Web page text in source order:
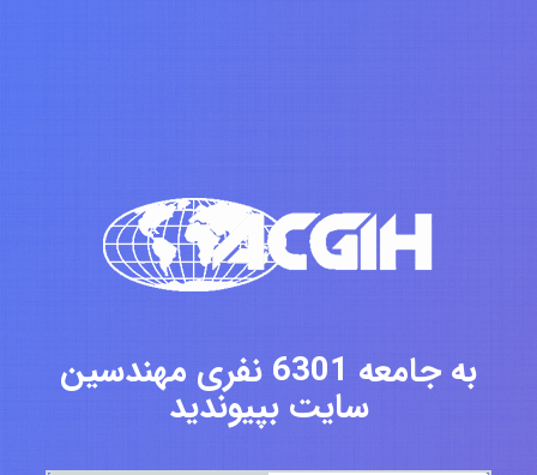
به جامعه 6301 نفری مهندسین
سایت بپیوندید